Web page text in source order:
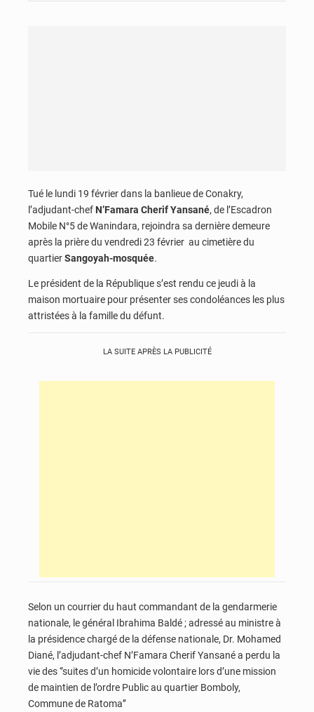
Tué le lundi 19 février dans la banlieue de Conakry,
l’adjudant-chef N’Famara Cherif Yansané, de l’Escadron
Mobile N°5 de Wanindara, rejoindra sa dernière demeure
après la prière du vendredi 23 février au cimetière du
quartierSangoyah-mosquée.
Le président de la République s’est rendu ce jeudi à la
maison mortuaire pour présenter ses condoléances les plus
attristées à la famille du défunt.
LA SUITE APRÈS LA PUBLICITÉ
Selon un courrier du haut commandant de la gendarmerie
nationale, le général Ibrahima Baldé ; adressé au ministre à
la présidence chargé de la défense nationale, Dr. Mohamed
Diané, l’adjudant-chef N’Famara Cherif Yansané a perdu la
vie des ‘’suites d’un homicide volontaire lors d’une mission
de maintien de l’ordre Public au quartier Bomboly,
Commune de Ratoma’’